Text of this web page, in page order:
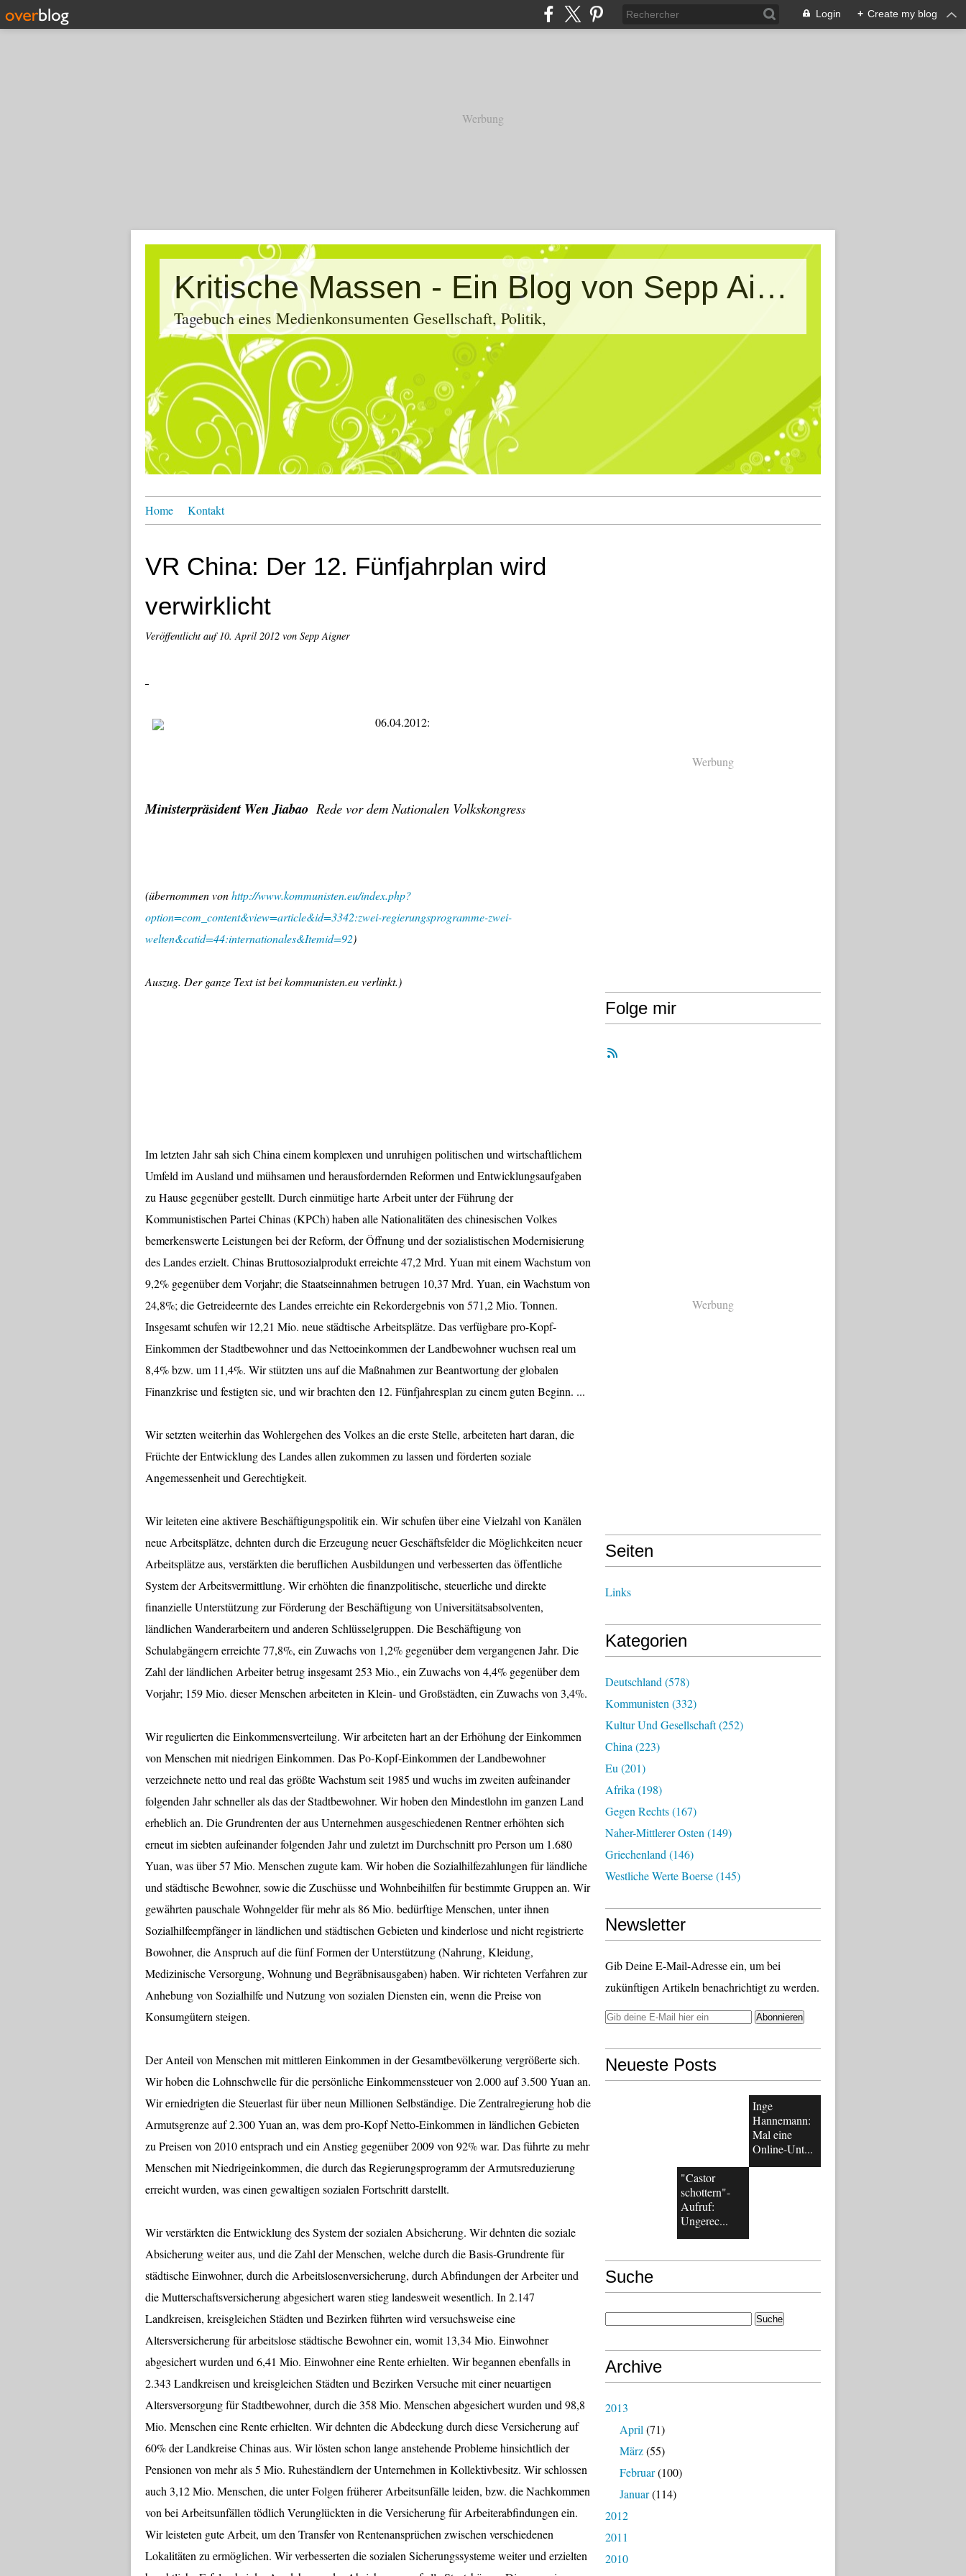
Login + Create my blog
Werbung
Kritische Massen - Ein Blog von Sepp Aigner
Tagebuch eines Medienkonsumenten Gesellschaft, Politik,
Home Kontakt
VR China: Der 12. Fünfjahrplan wird
verwirklicht
Veröffentlicht auf10. April 2012 von Sepp Aigner
06.04.2012:
Ministerpräsident Wen Jiabao Rede vor dem Nationalen Volkskongress
(übernommen vonhttp://www.kommunisten.eu/index.php?
option=com_content&view=article&id=3342:zwei-regierungsprogramme-zwei-
welten&catid=44:internationales&Itemid=92)
Auszug. Der ganze Text ist bei kommunisten.eu verlinkt.)
Im letzten Jahr sah sich China einem komplexen und unruhigen politischen und wirtschaftlichem
Umfeld im Ausland und mühsamen und herausfordernden Reformen und Entwicklungsaufgaben
zu Hause gegenüber gestellt. Durch einmütige harte Arbeit unter der Führung der
Kommunistischen Partei Chinas (KPCh) haben alle Nationalitäten des chinesischen Volkes
bemerkenswerte Leistungen bei der Reform, der Öffnung und der sozialistischen Modernisierung
des Landes erzielt. Chinas Bruttosozialprodukt erreichte 47,2 Mrd. Yuan mit einem Wachstum von
9,2% gegenüber dem Vorjahr; die Staatseinnahmen betrugen 10,37 Mrd. Yuan, ein Wachstum von
24,8%; die Getreideernte des Landes erreichte ein Rekordergebnis von 571,2 Mio. Tonnen.
Insgesamt schufen wir 12,21 Mio. neue städtische Arbeitsplätze. Das verfügbare pro-Kopf-
Einkommen der Stadtbewohner und das Nettoeinkommen der Landbewohner wuchsen real um
8,4% bzw. um 11,4%. Wir stützten uns auf die Maßnahmen zur Beantwortung der globalen
Finanzkrise und festigten sie, und wir brachten den 12. Fünfjahresplan zu einem guten Beginn. ...
Wir setzten weiterhin das Wohlergehen des Volkes an die erste Stelle, arbeiteten hart daran, die
Früchte der Entwicklung des Landes allen zukommen zu lassen und förderten soziale
Angemessenheit und Gerechtigkeit.
Wir leiteten eine aktivere Beschäftigungspolitik ein. Wir schufen über eine Vielzahl von Kanälen
neue Arbeitsplätze, dehnten durch die Erzeugung neuer Geschäftsfelder die Möglichkeiten neuer
Arbeitsplätze aus, verstärkten die beruflichen Ausbildungen und verbesserten das öffentliche
System der Arbeitsvermittlung. Wir erhöhten die finanzpolitische, steuerliche und direkte
finanzielle Unterstützung zur Förderung der Beschäftigung von Universitätsabsolventen,
ländlichen Wanderarbeitern und anderen Schlüsselgruppen. Die Beschäftigung von
Schulabgängern erreichte 77,8%, ein Zuwachs von 1,2% gegenüber dem vergangenen Jahr. Die
Zahl der ländlichen Arbeiter betrug insgesamt 253 Mio., ein Zuwachs von 4,4% gegenüber dem
Vorjahr; 159 Mio. dieser Menschen arbeiteten in Klein- und Großstädten, ein Zuwachs von 3,4%.
Wir regulierten die Einkommensverteilung. Wir arbeiteten hart an der Erhöhung der Einkommen
von Menschen mit niedrigen Einkommen. Das Po-Kopf-Einkommen der Landbewohner
verzeichnete netto und real das größte Wachstum seit 1985 und wuchs im zweiten aufeinander
folgenden Jahr schneller als das der Stadtbewohner. Wir hoben den Mindestlohn im ganzen Land
erheblich an. Die Grundrenten der aus Unternehmen ausgeschiedenen Rentner erhöhten sich
erneut im siebten aufeinander folgenden Jahr und zuletzt im Durchschnitt pro Person um 1.680
Yuan, was über 57 Mio. Menschen zugute kam. Wir hoben die Sozialhilfezahlungen für ländliche
und städtische Bewohner, sowie die Zuschüsse und Wohnbeihilfen für bestimmte Gruppen an. Wir
gewährten pauschale Wohngelder für mehr als 86 Mio. bedürftige Menschen, unter ihnen
Sozialhilfeempfänger in ländlichen und städtischen Gebieten und kinderlose und nicht registrierte
Bowohner, die Anspruch auf die fünf Formen der Unterstützung (Nahrung, Kleidung,
Medizinische Versorgung, Wohnung und Begräbnisausgaben) haben. Wir richteten Verfahren zur
Anhebung von Sozialhilfe und Nutzung von sozialen Diensten ein, wenn die Preise von
Konsumgütern steigen.
Der Anteil von Menschen mit mittleren Einkommen in der Gesamtbevölkerung vergrößerte sich.
Wir hoben die Lohnschwelle für die persönliche Einkommenssteuer von 2.000 auf 3.500 Yuan an.
Wir erniedrigten die Steuerlast für über neun Millionen Selbständige. Die Zentralregierung hob die
Armutsgrenze auf 2.300 Yuan an, was dem pro-Kopf Netto-Einkommen in ländlichen Gebieten
zu Preisen von 2010 entsprach und ein Anstieg gegenüber 2009 von 92% war. Das führte zu mehr
Menschen mit Niedrigeinkommen, die durch das Regierungsprogramm der Armutsreduzierung
erreicht wurden, was einen gewaltigen sozialen Fortschritt darstellt.
Wir verstärkten die Entwicklung des System der sozialen Absicherung. Wir dehnten die soziale
Absicherung weiter aus, und die Zahl der Menschen, welche durch die Basis-Grundrente für
städtische Einwohner, durch die Arbeitslosenversicherung, durch Abfindungen der Arbeiter und
die Mutterschaftsversicherung abgesichert waren stieg landesweit wesentlich. In 2.147
Landkreisen, kreisgleichen Städten und Bezirken führten wird versuchsweise eine
Altersversicherung für arbeitslose städtische Bewohner ein, womit 13,34 Mio. Einwohner
abgesichert wurden und 6,41 Mio. Einwohner eine Rente erhielten. Wir begannen ebenfalls in
2.343 Landkreisen und kreisgleichen Städten und Bezirken Versuche mit einer neuartigen
Altersversorgung für Stadtbewohner, durch die 358 Mio. Menschen abgesichert wurden und 98,8
Mio. Menschen eine Rente erhielten. Wir dehnten die Abdeckung durch diese Versicherung auf
60% der Landkreise Chinas aus. Wir lösten schon lange anstehende Probleme hinsichtlich der
Pensionen von mehr als 5 Mio. Ruheständlern der Unternehmen in Kollektivbesitz. Wir schlossen
auch 3,12 Mio. Menschen, die unter Folgen früherer Arbeitsunfälle leiden, bzw. die Nachkommen
von bei Arbeitsunfällen tödlich Verunglückten in die Versicherung für Arbeiterabfindungen ein.
Wir leisteten gute Arbeit, um den Transfer von Rentenansprüchen zwischen verschiedenen
Lokalitäten zu ermöglichen. Wir verbesserten die sozialen Sicherungssysteme weiter und erzielten
Werbung
Folge mir
Werbung
Seiten
Links
Kategorien
Deutschland (578)
Kommunisten (332)
Kultur Und Gesellschaft(252)
China (223)
Eu (201)
Afrika (198)
Gegen Rechts(167)
Naher-Mittlerer Osten (149)
Griechenland (146)
Westliche Werte Boerse(145)
Newsletter
Gib Deine E-Mail-Adresse ein, um bei
zukünftigen Artikeln benachrichtigt zu werden.
Neueste Posts
Inge
Hannemann:
Mal eine
Online-Unt...
"Castor
schottern"-
Aufruf:
Ungerec...
Suche
Archive
2013
April (71)
März(55)
Februar(100)
Januar(114)
2012
2011
2010